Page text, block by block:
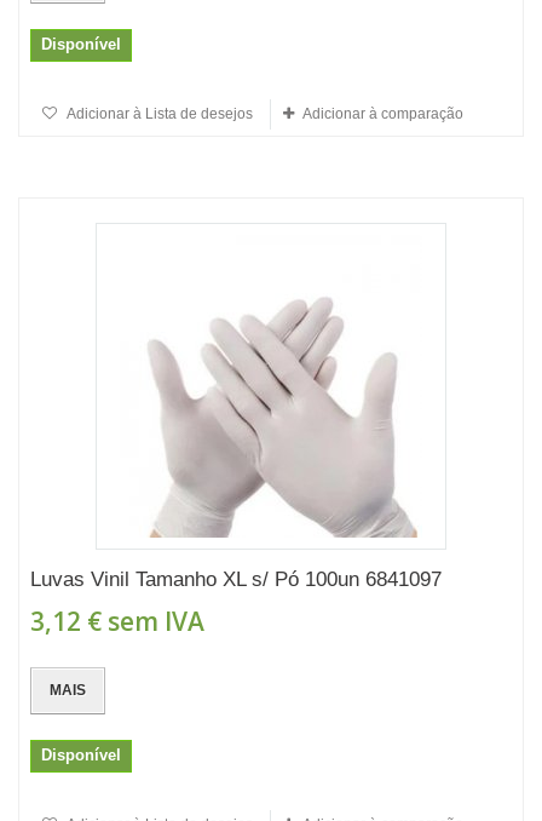
Disponível
Adicionar à Lista de desejos Adicionar à comparação
Luvas Vinil Tamanho XL s/ Pó 100un 6841097
3,12 € sem IVA
MAIS
Disponível